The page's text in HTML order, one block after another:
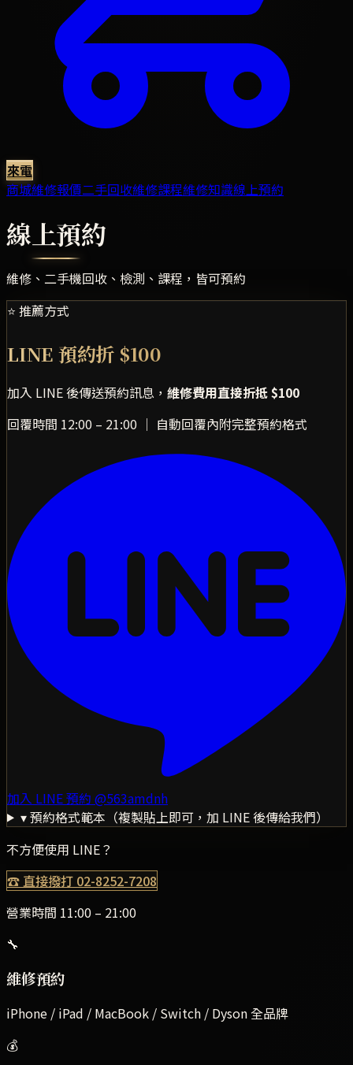
來電
商城維修報價二手回收維修課程維修知識線上預約
線上預約
維修、二手機回收、檢測、課程，皆可預約
⭐ 推薦方式
LINE 預約折 $100
加入 LINE 後傳送預約訊息， 維修費用直接折抵 $100
回覆時間 12:00 – 21:00 ｜ 自動回覆內附完整預約格式
加入 LINE 預約 @563amdnh
▾ 預約格式範本（複製貼上即可，加 LINE 後傳給我們）
不方便使用 LINE？
☎ 直接撥打 02-8252-7208
營業時間 11:00 – 21:00
🔧
維修預約
iPhone / iPad / MacBook / Switch / Dyson 全品牌
💰